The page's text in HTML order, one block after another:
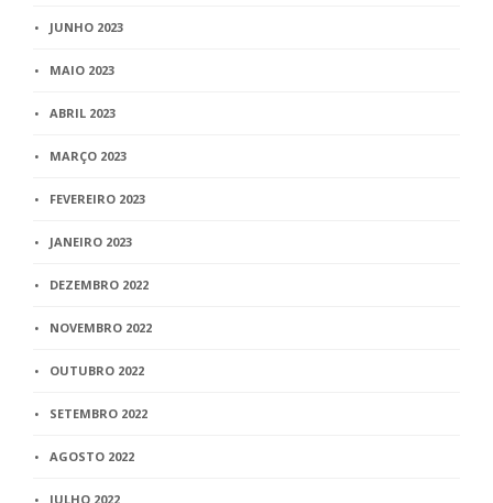
JUNHO 2023
MAIO 2023
ABRIL 2023
MARÇO 2023
FEVEREIRO 2023
JANEIRO 2023
DEZEMBRO 2022
NOVEMBRO 2022
OUTUBRO 2022
SETEMBRO 2022
AGOSTO 2022
JULHO 2022